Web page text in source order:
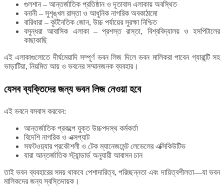
গুলশান – আন্তর্জাতিক প্রতিষ্ঠান ও দূতাবাস এলাকায় অবস্থিত
বনানী – সুশৃঙ্খল রাস্তা ও আধুনিক নাগরিক অবকাঠামো
বারিধারা – কূটনৈতিক জোন, উচ্চ পর্যায়ের সুরক্ষা নিশ্চিত
বসুন্ধরা আবাসিক এলাকা – প্রশস্ত রাস্তা, বিশ্ববিদ্যালয় ও হসপিটালের
কাছাকাছি
এই এলাকাগুলোতে দীর্ঘমেয়াদি সম্পূর্ণ ভবন লিজ দিলে ভবন মালিকরা পাবেন গ্যারান্টি সহ
ভাড়াটিয়া, নিয়মিত আয় ও ভবনের সম্মানজনক ব্যবহার।
যেসব ব্যক্তিদের জন্য ভবন লিজ নেওয়া হবে
এই ভবনে বসবাস করবেন:
আন্তর্জাতিক প্রকল্পে যুক্ত উচ্চপদস্থ কর্মকর্তা
বিদেশি নাগরিক ও এক্সপ্যাট
সফটওয়্যার প্রকৌশলী ও টেক ম্যানেজমেন্ট লেভেলের এক্সিকিউটিভ
যারা আন্তর্জাতিক স্ট্যান্ডার্ড অনুযায়ী আবাসন চান
তাই ভবন ব্যবহারের সময় থাকবে পেশাদারিত্ব, পরিচ্ছন্নতা এবং দায়িত্বশীলতা—যা ভবন
মালিকদের জন্য স্বস্তিদায়ক।